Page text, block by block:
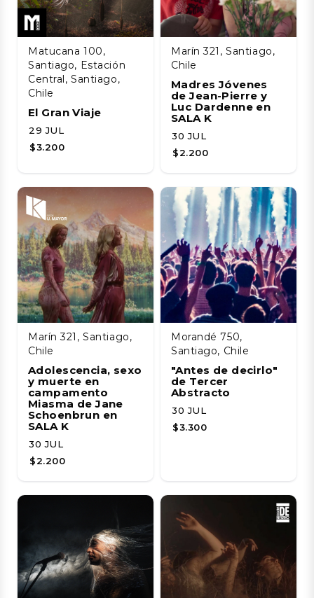
Matucana 100,
Santiago, Estación
Central, Santiago,
Chile
El Gran Viaje
29 JUL
$3.200
Marín 321, Santiago,
Chile
Madres Jóvenes
de Jean-Pierre y
Luc Dardenne en
SALA K
30 JUL
$2.200
Marín 321, Santiago,
Chile
Adolescencia, sexo
y muerte en
campamento
Miasma de Jane
Schoenbrun en
SALA K
30 JUL
$2.200
Morandé 750,
Santiago, Chile
"Antes de decirlo"
de Tercer
Abstracto
30 JUL
$3.300